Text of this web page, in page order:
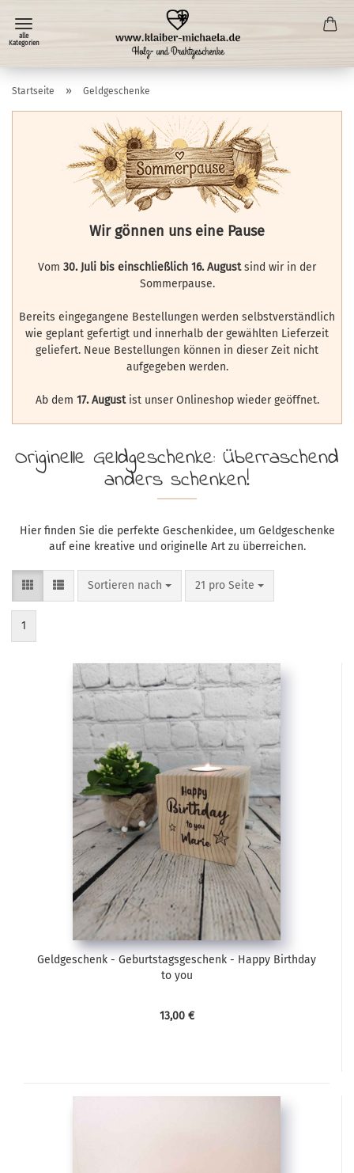
Startseite » Geldgeschenke
Wir gönnen uns eine Pause
Vom 30. Juli bis einschließlich 16. Augustsind wir in der
Sommerpause.
Bereits eingegangene Bestellungen werden selbstverständlich
wie geplant gefertigt und innerhalb der gewählten Lieferzeit
geliefert. Neue Bestellungen können in dieser Zeit nicht
aufgegeben werden.
Ab dem 17. Augustist unser Onlineshop wieder geöffnet.
Originelle Geldgeschenke: Überraschend
anders schenken!
Hier finden Sie die perfekte Geschenkidee, um Geldgeschenke
auf eine kreative und originelle Art zu überreichen.
Sortieren nach
Sortieren nach 21 pro Seite
pro Seite
1
Geldgeschenk - Geburtstagsgeschenk - Happy Birthday
to you
13,00 €